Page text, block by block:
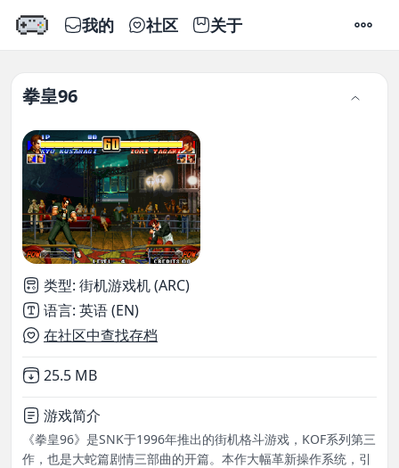
我的 社区 关于 设置
拳皇96
类型: 街机游戏机 (ARC)
语言: 英语 (EN)
在社区中查找存档
Not downloaded
25.5 MB
游戏简介
《拳皇96》是SNK于1996年推出的街机格斗游戏，KOF系列第三
作，也是大蛇篇剧情三部曲的开篇。本作大幅革新操作系统，引